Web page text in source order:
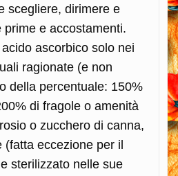
scegliere, dirimere e
prime e accostamenti.
ascorbico solo nei
ragionate (e non
della percentuale: 150%
di fragole o amenità
o zucchero di canna,
(fatta eccezione per il
sterilizzato nelle sue